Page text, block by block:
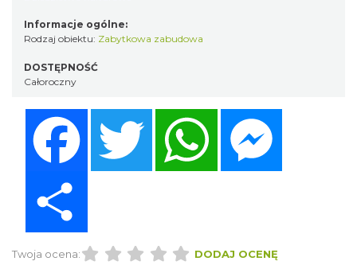
Informacje ogólne:
Rodzaj obiektu: Zabytkowa zabudowa
DOSTĘPNOŚĆ
Całoroczny
Twitter WhatsApp
Twoja ocena: DODAJ OCENĘ